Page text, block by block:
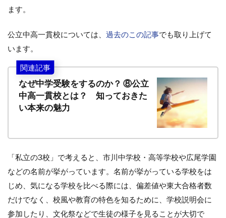
ます。
公立中高一貫校については、 過去のこの記事でも取り上げて
います。
関連記事
なぜ中学受験をするのか？ ⑧公立
中高一貫校とは？ 知っておきた
い本来の魅力
「私立の3校」で考えると、市川中学校・高等学校や広尾学園
などの名前が挙がっています。名前が挙がっている学校をは
じめ、気になる学校を比べる際には、偏差値や東大合格者数
だけでなく、校風や教育の特色を知るために、学校説明会に
参加したり、文化祭などで生徒の様子を見ることが大切で